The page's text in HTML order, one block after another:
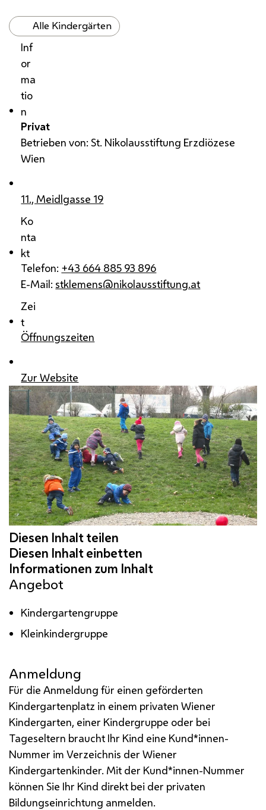
Alle Kindergärten
Inf
or
ma
tio
n
Privat
Betrieben von: St. Nikolausstiftung Erzdiözese
Wien
11., Meidlgasse 19
Ko
nta
kt
Telefon: +43 664 885 93 896
E-Mail: stklemens@nikolausstiftung.at
Zei
t
Öffnungszeiten
Zur Website
Angebot
Kindergartengruppe
Kleinkindergruppe
Anmeldung
Für die Anmeldung für einen geförderten
Kindergartenplatz in einem privaten Wiener
Kindergarten, einer Kindergruppe oder bei
Tageseltern braucht Ihr Kind eine Kund*innen-
Nummer im Verzeichnis der Wiener
Kindergartenkinder. Mit der Kund*innen-Nummer
können Sie Ihr Kind direkt bei der privaten
Bildungseinrichtung anmelden.